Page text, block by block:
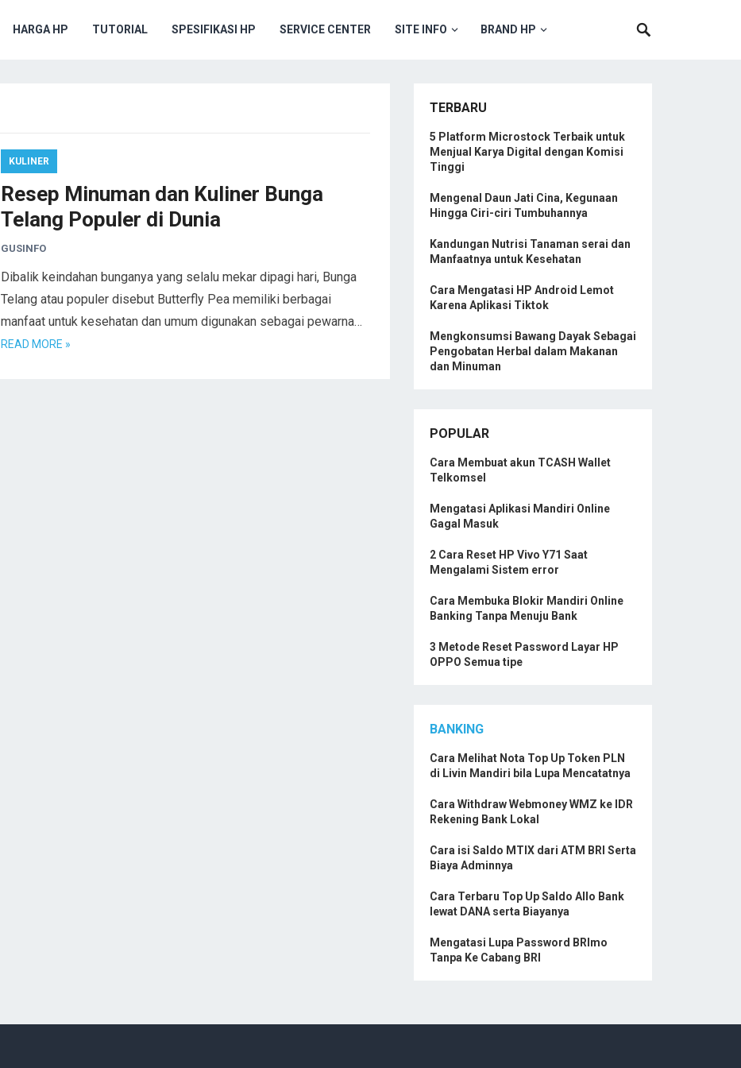
HARGA HP TUTORIAL SPESIFIKASI HP SERVICE CENTER SITE INFO BRAND HP
KULINER
Resep Minuman dan Kuliner Bunga
Telang Populer di Dunia
GUSINFO
Dibalik keindahan bunganya yang selalu mekar dipagi hari, Bunga
Telang atau populer disebut Butterfly Pea memiliki berbagai
manfaat untuk kesehatan dan umum digunakan sebagai pewarna…
READ MORE »
TERBARU
5 Platform Microstock Terbaik untuk
Menjual Karya Digital dengan Komisi
Tinggi
Mengenal Daun Jati Cina, Kegunaan
Hingga Ciri-ciri Tumbuhannya
Kandungan Nutrisi Tanaman serai dan
Manfaatnya untuk Kesehatan
Cara Mengatasi HP Android Lemot
Karena Aplikasi Tiktok
Mengkonsumsi Bawang Dayak Sebagai
Pengobatan Herbal dalam Makanan
dan Minuman
POPULAR
Cara Membuat akun TCASH Wallet
Telkomsel
Mengatasi Aplikasi Mandiri Online
Gagal Masuk
2 Cara Reset HP Vivo Y71 Saat
Mengalami Sistem error
Cara Membuka Blokir Mandiri Online
Banking Tanpa Menuju Bank
3 Metode Reset Password Layar HP
OPPO Semua tipe
BANKING
Cara Melihat Nota Top Up Token PLN
di Livin Mandiri bila Lupa Mencatatnya
Cara Withdraw Webmoney WMZ ke IDR
Rekening Bank Lokal
Cara isi Saldo MTIX dari ATM BRI Serta
Biaya Adminnya
Cara Terbaru Top Up Saldo Allo Bank
lewat DANA serta Biayanya
Mengatasi Lupa Password BRImo
Tanpa Ke Cabang BRI